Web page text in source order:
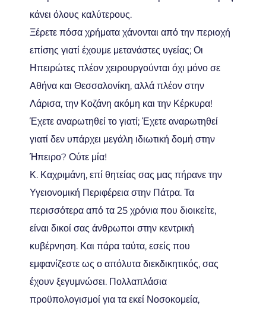
κάνει όλους καλύτερους.
Ξέρετε πόσα χρήματα χάνονται από την περιοχή
επίσης γιατί έχουμε μετανάστες υγείας; Οι
Ηπειρώτες πλέον χειρουργούνται όχι μόνο σε
Αθήνα και Θεσσαλονίκη, αλλά πλέον στην
Λάρισα, την Κοζάνη ακόμη και την Κέρκυρα!
Έχετε αναρωτηθεί το γιατί; Έχετε αναρωτηθεί
γιατί δεν υπάρχει μεγάλη ιδιωτική δομή στην
Ήπειρο? Ούτε μία!
Κ. Καχριμάνη, επί θητείας σας μας πήρανε την
Υγειονομική Περιφέρεια στην Πάτρα. Τα
περισσότερα από τα 25 χρόνια που διοικείτε,
είναι δικοί σας άνθρωποι στην κεντρική
κυβέρνηση. Και πάρα ταύτα, εσείς που
εμφανίζεστε ως ο απόλυτα διεκδικητικός, σας
έχουν ξεγυμνώσει. Πολλαπλάσια
προϋπολογισμοί για τα εκεί Νοσοκομεία,